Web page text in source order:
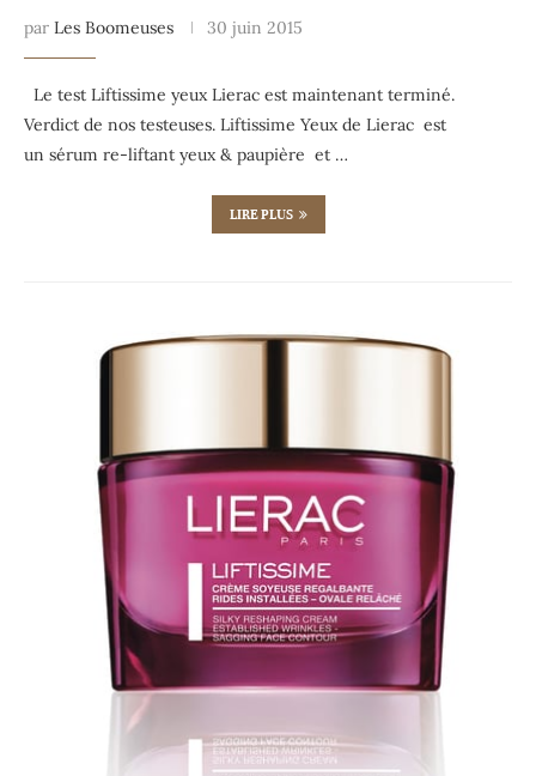
par Les Boomeuses 30 juin 2015
Le test Liftissime yeux Lierac est maintenant terminé.
Verdict de nos testeuses. Liftissime Yeux de Lierac est
un sérum re-liftant yeux & paupière et …
LIRE PLUS